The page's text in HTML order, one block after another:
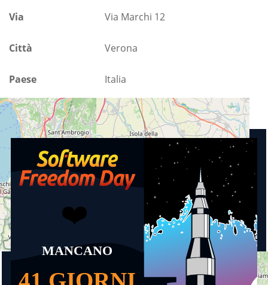
Via Via Marchi 12
Città Verona
Paese Italia
Prossimi eventi